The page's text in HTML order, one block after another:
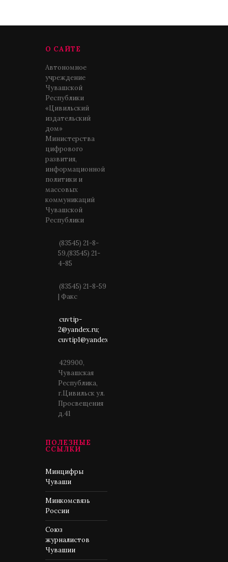
О САЙТЕ
Автономное
учреждение
Чувашской
Республики
«Цивильский
издательский
дом»
Министерства
цифрового
развития,
информационной
политики и
массовых
коммуникаций
Чувашской
Республики
(83545) 21-8-
59,(83545) 21-
4-85
(83545) 21-8-59
| Факс
cuvtip-
2@yandex.ru;
cuvtip1@yandex.ru
429900,
Чувашская
Республика,
г.Цивильск ул.
Просвещения
д.41
ПОЛЕЗНЫЕ
ССЫЛКИ
Минцифры
Чуваши
Минкомсвязь
России
Союз
журналистов
Чувашии